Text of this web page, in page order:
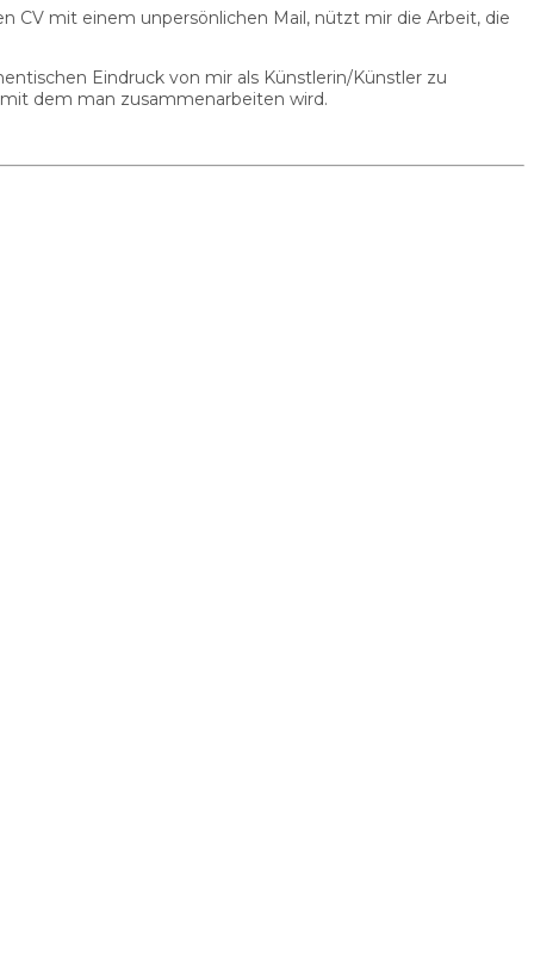
CV mit einem unpersönlichen Mail, nützt mir die Arbeit, die
Eindruck von mir als Künstlerin/Künstler zu
dem man zusammenarbeiten wird.